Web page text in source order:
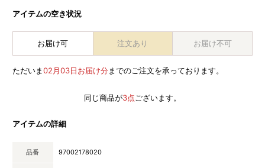
アイテムの空き状況
お届け可 注文あり お届け不可
ただいま02月03日お届け分までのご注文を承っております。
同じ商品が3点 ございます。
アイテムの詳細
品番 97002178020